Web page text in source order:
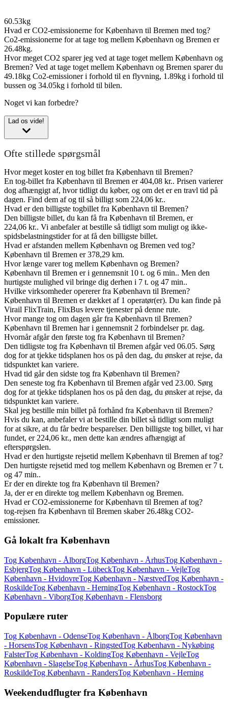
60.53kg
Hvad er CO2-emissionerne for København til Bremen med tog?
Co2-emissionerne for at tage tog mellem København og Bremen er
26.48kg.
Hvor meget CO2 sparer jeg ved at tage toget mellem København og
Bremen? Ved at tage toget mellem København og Bremen sparer du
49.18kg Co2-emissioner i forhold til en flyvning, 1.89kg i forhold til
bussen og 34.05kg i forhold til bilen.
Noget vi kan forbedre?
Lad os vide!
Ofte stillede spørgsmål
Hvor meget koster en tog billet fra København til Bremen?
En tog-billet fra København til Bremen er 404,08 kr.. Prisen varierer
dog afhængigt af, hvor tidligt du køber, og om det er en travl tid på
dagen. Find dem af og til så billigt som 224,06 kr..
Hvad er den billigste togbillet fra København til Bremen?
Den billigste billet, du kan få fra København til Bremen, er
224,06 kr.. Vi anbefaler at bestille så tidligt som muligt og ikke-
spidsbelastningstider for at få den billigste billet.
Hvad er afstanden mellem København og Bremen ved tog?
København til Bremen er 378,29 km.
Hvor længe varer tog mellem København og Bremen?
København til Bremen er i gennemsnit 10 t. og 6 min.. Men den
hurtigste mulighed vil bringe dig derhen i 7 t. og 47 min..
Hvilke virksomheder opererer fra København til Bremen?
København til Bremen er dækket af 1 operatør(er). Du kan finde på
Virail FlixTrain, FlixBus levere tjenester på denne rute.
Hvor mange tog om dagen går fra København til Bremen?
København til Bremen har i gennemsnit 2 forbindelser pr. dag.
Hvornår afgår den første tog fra København til Bremen?
Den tidligste tog fra København til Bremen afgår ved 06.05. Sørg
dog for at tjekke tidsplanen hos os på den dag, du ønsker at rejse, da
tidspunktet kan variere.
Hvad tid går den sidste tog fra København til Bremen?
Den seneste tog fra København til Bremen afgår ved 23.00. Sørg
dog for at tjekke tidsplanen hos os på den dag, du ønsker at rejse, da
tidspunktet kan variere.
Skal jeg bestille min billet på forhånd fra København til Bremen?
Hvis du kan, anbefaler vi at bestille din billet så tidligt som muligt
for at sikre, at du får bedre besparelser. Den billigste tog billet, vi har
fundet, er 224,06 kr., men dette kan ændres afhængigt af
efterspørgslen.
Hvad er den hurtigste rejsetid mellem København til Bremen af tog?
Den hurtigste rejsetid med tog mellem København og Bremen er 7 t.
og 47 min..
Er der en direkte tog fra København til Bremen?
Ja, der er en direkte tog mellem København og Bremen.
Hvad er CO2-emissionerne for København til Bremen af tog?
tog-rejsen fra København til Bremen skaber 26.48kg CO2-
emissioner.
Gå lokalt fra København
Tog København - ÅlborgTog København - ÅrhusTog København -
EsbjergTog København - LübeckTog København - VejleTog
København - HvidovreTog København - NæstvedTog København -
RoskildeTog København - HerningTog København - RostockTog
København - ViborgTog København - Flensborg
Populære ruter
Tog København - OdenseTog København - ÅlborgTog København
- HorsensTog København - RingstedTog København - Nykøbing
FalsterTog København - KoldingTog København - VejleTog
København - SlagelseTog København - ÅrhusTog København -
RoskildeTog København - RandersTog København - Herning
Weekendudflugter fra København